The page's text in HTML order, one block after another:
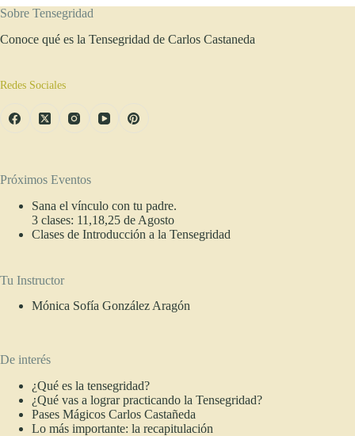
Sobre Tensegridad
Conoce qué es la Tensegridad de Carlos Castaneda
Redes Sociales
Próximos Eventos
Sana el vínculo con tu padre.
3 clases: 11,18,25 de Agosto
Clases de Introducción a la Tensegridad
Tu Instructor
Mónica Sofía González Aragón
De interés
¿Qué es la tensegridad?
¿Qué vas a lograr practicando la Tensegridad?
Pases Mágicos Carlos Castañeda
Lo más importante: la recapitulación